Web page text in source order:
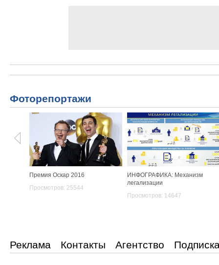
Фоторепортажи
Премия Оскар 2016
Просмотров: 25544
ИНФОГРАФИКА: Механизм
легализации
Просмотров: 14647
Реклама Контакты Агентство